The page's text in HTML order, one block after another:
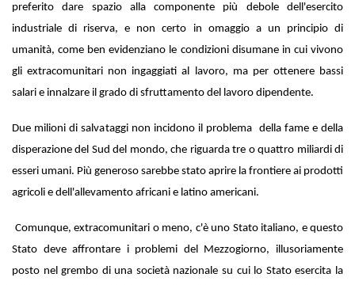
preferito dare spazio alla componente più debole dell'esercito
industriale di riserva, e non certo in omaggio a un principio di
umanità, come ben evidenziano le condizioni disumane in cui vivono
gli extracomunitari non ingaggiati al lavoro, ma per ottenere bassi
salari e innalzare il grado di sfruttamento del lavoro dipendente.
Due milioni di salvataggi non incidono il problema della fame e della
disperazione del Sud del mondo, che riguarda tre o quattro miliardi di
esseri umani. Più generoso sarebbe stato aprire la frontiere ai prodotti
agricoli e dell'allevamento africani e latino americani.
Comunque, extracomunitari o meno, c'è uno Stato italiano, e questo
Stato deve affrontare i problemi del Mezzogiorno, illusoriamente
posto nel grembo di una società nazionale su cui lo Stato esercita la